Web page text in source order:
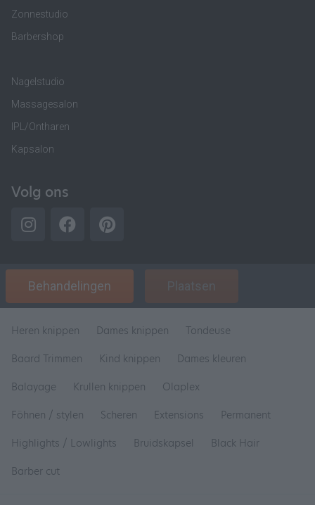
Zonnestudio
Barbershop
Nagelstudio
Massagesalon
IPL/Ontharen
Kapsalon
Volg ons
Behandelingen Plaatsen
Heren knippen Dames knippen
Tondeuse
Baard Trimmen
Kind knippen
Dames kleuren
Balayage
Krullen knippen
Olaplex
Föhnen / stylen
Scheren Extensions
Permanent
Highlights / Lowlights
Bruidskapsel
Black Hair
Barber cut